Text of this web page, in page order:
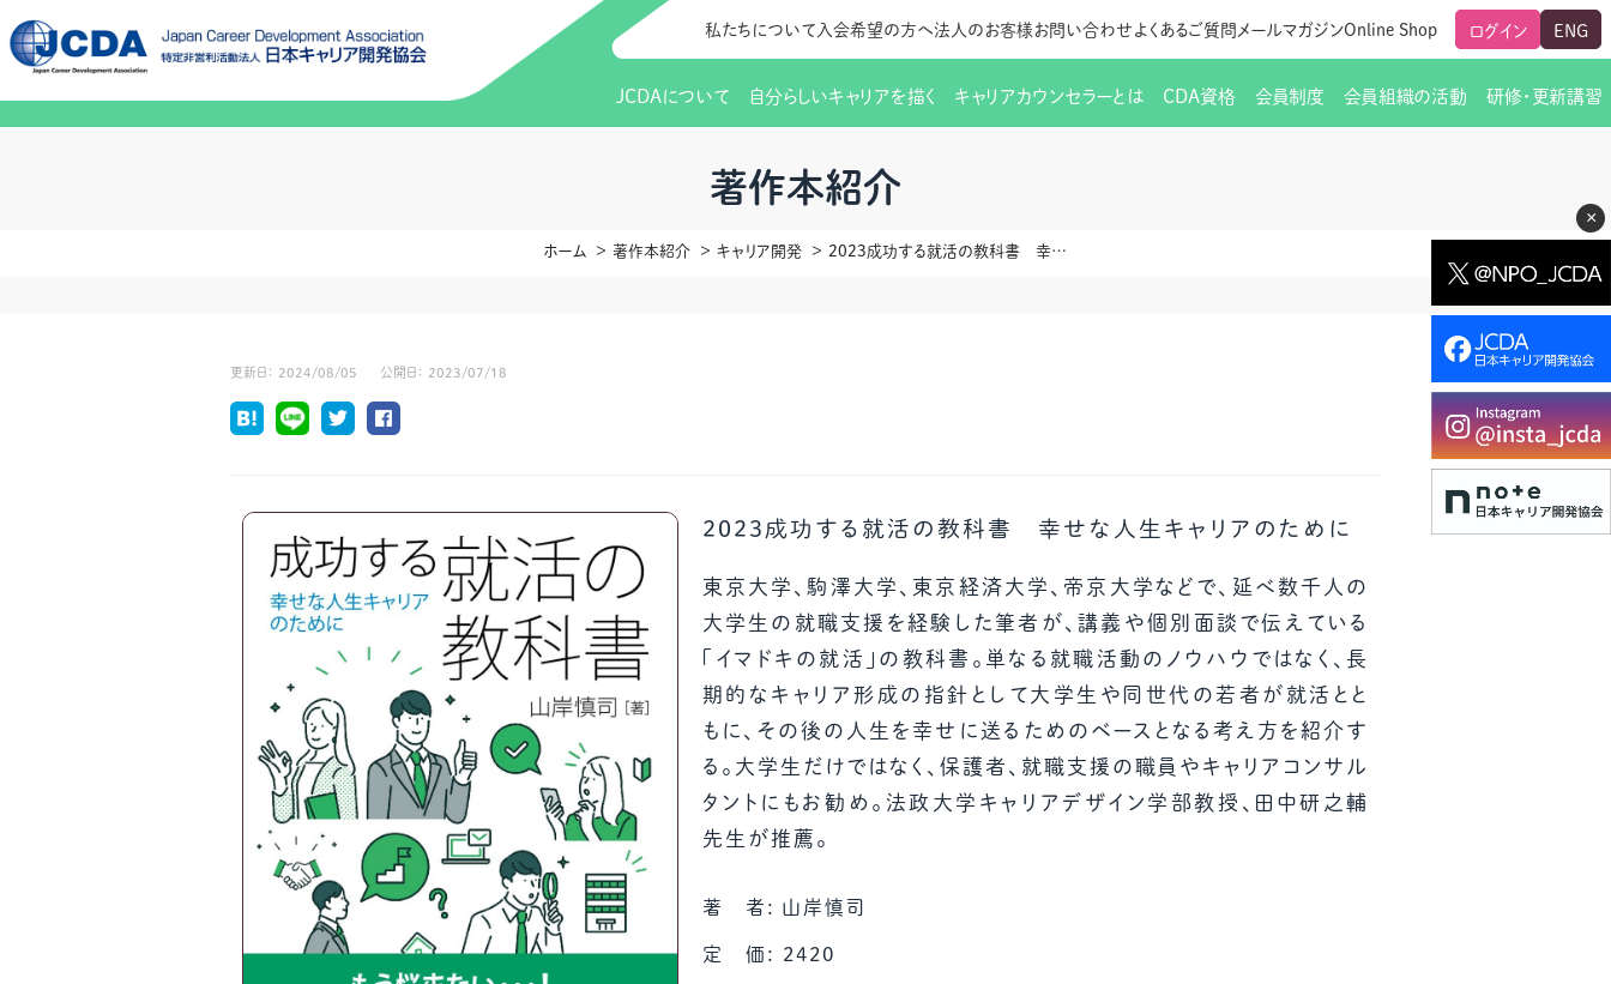
×
私たちについて 入会希望の方へ法人のお客様お問い合わせよくあるご質問 メールマガジンOnline Shop ログイン ENG
JCDAについて
JCDAのビジョン
人生すごろく金の糸
自分らしいキャリアを描く キャリアカウンセラーとは CDA資格 会員制度
入会のご案内
会員組織の活動
支部のご紹介
研究会・啓発交流会の活動報告
研修・更新講習
研修情報（お知らせ）
（更新講習・スキルアップ）
のIDをお持ちでない方
必要書類ダウンロード（ピアトレ）
教材販売
ピアファシリテーター紹介 PFアドバイザー紹介 JCDA認定スーパーバイザー紹介
JCDA認定インストラクター紹介
著作本紹介
ホーム 著作本紹介 キャリア開発 2023成功する就活の教科書 幸せな人生キャリアのために
更新日： 2024/08/05 公開日： 2023/07/18
2023成功する就活の教科書 幸せな人生キャリアのために
東京大学、駒澤大学、東京経済大学、帝京大学などで、延べ数千人の
大学生の就職支援を経験した筆者が、講義や個別面談で伝えている
「イマドキの就活」の教科書。単なる就職活動のノウハウではなく、長
期的なキャリア形成の指針として大学生や同世代の若者が就活とと
もに、その後の人生を幸せに送るためのベースとなる考え方を紹介す
る。大学生だけではなく、保護者、就職支援の職員やキャリアコンサル
タントにもお勧め。法政大学キャリアデザイン学部教授、田中研之輔
先生が推薦。
著 者: 山岸慎司
定 価: 2420